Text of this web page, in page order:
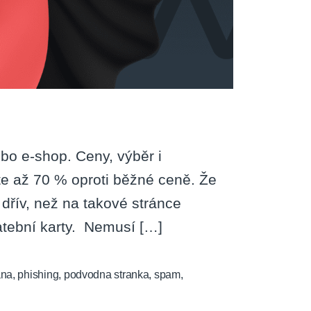
e-shop. Ceny, výběr i
až 70 % oproti běžné ceně. Že
než na takové stránce
karty. Nemusí […]
, phishing, podvodna stranka, spam,